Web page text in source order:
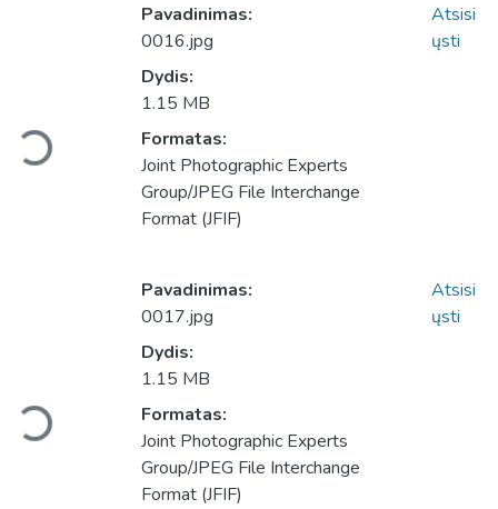
Įkeliama...
Pavadinimas:
0016.jpg
Dydis:
1.15 MB
Formatas:
Joint Photographic Experts
Group/JPEG File Interchange
Format (JFIF)
Atsisi
ųsti
Įkeliama...
Pavadinimas:
0017.jpg
Dydis:
1.15 MB
Formatas:
Joint Photographic Experts
Group/JPEG File Interchange
Format (JFIF)
Atsisi
ųsti